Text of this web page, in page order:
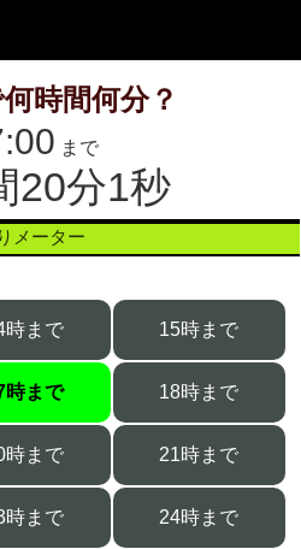
時間何分？
まで
20分1秒
メーター
時まで 15時まで
時まで 18時まで
時まで 21時まで
時まで 24時まで